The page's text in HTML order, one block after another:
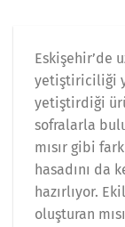
Eskişehir’de
yetiştiriciliği
yetiştirdiği
sofralarla
mısır gibi
hasadını da
hazırlıyor.
oluşturan